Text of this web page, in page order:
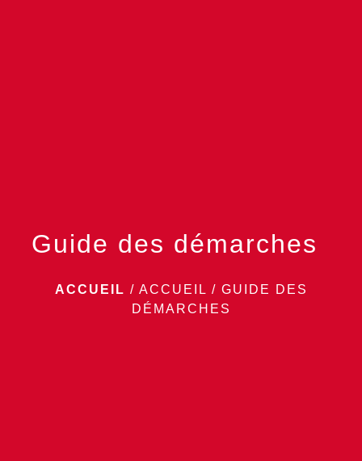
Guide des démarches
ACCUEIL / ACCUEIL / GUIDE DES
DÉMARCHES